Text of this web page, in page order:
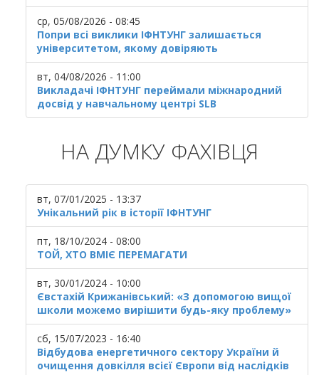
ср, 05/08/2026 - 08:45
Попри всі виклики ІФНТУНГ залишається
університетом, якому довіряють
вт, 04/08/2026 - 11:00
Викладачі ІФНТУНГ переймали міжнародний
досвід у навчальному центрі SLB
НА ДУМКУ ФАХІВЦЯ
вт, 07/01/2025 - 13:37
Унікальний рік в історії ІФНТУНГ
пт, 18/10/2024 - 08:00
ТОЙ, ХТО ВМІЄ ПЕРЕМАГАТИ
вт, 30/01/2024 - 10:00
Євстахій Крижанівський: «З допомогою вищої
школи можемо вирішити будь-яку проблему»
сб, 15/07/2023 - 16:40
Відбудова енергетичного сектору України й
очищення довкілля всієї Європи від наслідків